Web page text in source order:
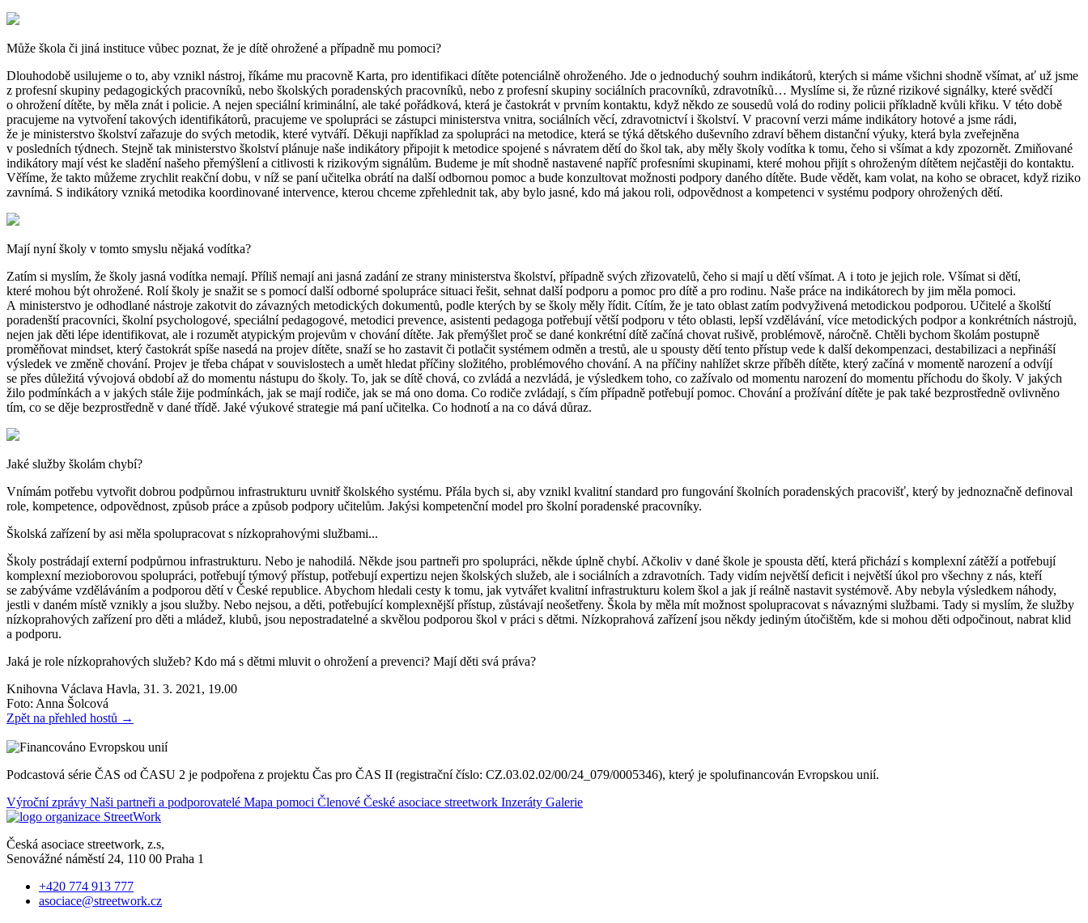
Může škola či jiná instituce vůbec poznat, že je dítě ohrožené a případně mu pomoci?
Dlouhodobě usilujeme o to, aby vznikl nástroj, říkáme mu pracovně Karta, pro identifikaci dítěte potenciálně ohroženého. Jde o jednoduchý souhrn indikátorů, kterých si máme všichni shodně všímat, ať už jsme
z profesní skupiny pedagogických pracovníků, nebo školských poradenských pracovníků, nebo z profesní skupiny sociálních pracovníků, zdravotníků… Myslíme si, že různé rizikové signálky, které svědčí
o ohrožení dítěte, by měla znát i policie. A nejen speciální kriminální, ale také pořádková, která je častokrát v prvním kontaktu, když někdo ze sousedů volá do rodiny policii příkladně kvůli křiku. V této době
pracujeme na vytvoření takových identifikátorů, pracujeme ve spolupráci se zástupci ministerstva vnitra, sociálních věcí, zdravotnictví i školství. V pracovní verzi máme indikátory hotové a jsme rádi,
že je ministerstvo školství zařazuje do svých metodik, které vytváří. Děkuji například za spolupráci na metodice, která se týká dětského duševního zdraví během distanční výuky, která byla zveřejněna
v posledních týdnech. Stejně tak ministerstvo školství plánuje naše indikátory připojit k metodice spojené s návratem dětí do škol tak, aby měly školy vodítka k tomu, čeho si všímat a kdy zpozornět. Zmiňované
indikátory mají vést ke sladění našeho přemýšlení a citlivosti k rizikovým signálům. Budeme je mít shodně nastavené napříč profesními skupinami, které mohou přijít s ohroženým dítětem nejčastěji do kontaktu.
Věříme, že takto můžeme zrychlit reakční dobu, v níž se paní učitelka obrátí na další odbornou pomoc a bude konzultovat možnosti podpory daného dítěte. Bude vědět, kam volat, na koho se obracet, když riziko
zavnímá. S indikátory vzniká metodika koordinované intervence, kterou chceme zpřehlednit tak, aby bylo jasné, kdo má jakou roli, odpovědnost a kompetenci v systému podpory ohrožených dětí.
Mají nyní školy v tomto smyslu nějaká vodítka?
Zatím si myslím, že školy jasná vodítka nemají. Příliš nemají ani jasná zadání ze strany ministerstva školství, případně svých zřizovatelů, čeho si mají u dětí všímat. A i toto je jejich role. Všímat si dětí,
které mohou být ohrožené. Rolí školy je snažit se s pomocí další odborné spolupráce situaci řešit, sehnat další podporu a pomoc pro dítě a pro rodinu. Naše práce na indikátorech by jim měla pomoci.
A ministerstvo je odhodlané nástroje zakotvit do závazných metodických dokumentů, podle kterých by se školy měly řídit. Cítím, že je tato oblast zatím podvyživená metodickou podporou. Učitelé a školští
poradenští pracovníci, školní psychologové, speciální pedagogové, metodici prevence, asistenti pedagoga potřebují větší podporu v této oblasti, lepší vzdělávání, více metodických podpor a konkrétních nástrojů,
nejen jak děti lépe identifikovat, ale i rozumět atypickým projevům v chování dítěte. Jak přemýšlet proč se dané konkrétní dítě začíná chovat rušivě, problémově, náročně. Chtěli bychom školám postupně
proměňovat mindset, který častokrát spíše nasedá na projev dítěte, snaží se ho zastavit či potlačit systémem odměn a trestů, ale u spousty dětí tento přístup vede k další dekompenzaci, destabilizaci a nepřináší
výsledek ve změně chování. Projev je třeba chápat v souvislostech a umět hledat příčiny složitého, problémového chování. A na příčiny nahlížet skrze příběh dítěte, který začíná v momentě narození a odvíjí
se přes důležitá vývojová období až do momentu nástupu do školy. To, jak se dítě chová, co zvládá a nezvládá, je výsledkem toho, co zažívalo od momentu narození do momentu příchodu do školy. V jakých
žilo podmínkách a v jakých stále žije podmínkách, jak se mají rodiče, jak se má ono doma. Co rodiče zvládají, s čím případně potřebují pomoc. Chování a prožívání dítěte je pak také bezprostředně ovlivněno
tím, co se děje bezprostředně v dané třídě. Jaké výukové strategie má paní učitelka. Co hodnotí a na co dává důraz.
Jaké služby školám chybí?
Vnímám potřebu vytvořit dobrou podpůrnou infrastrukturu uvnitř školského systému. Přála bych si, aby vznikl kvalitní standard pro fungování školních poradenských pracovišť, který by jednoznačně definoval
role, kompetence, odpovědnost, způsob práce a způsob podpory učitelům. Jakýsi kompetenční model pro školní poradenské pracovníky.
Školská zařízení by asi měla spolupracovat s nízkoprahovými službami...
Školy postrádají externí podpůrnou infrastrukturu. Nebo je nahodilá. Někde jsou partneři pro spolupráci, někde úplně chybí. Ačkoliv v dané škole je spousta dětí, která přichází s komplexní zátěží a potřebují
komplexní mezioborovou spolupráci, potřebují týmový přístup, potřebují expertizu nejen školských služeb, ale i sociálních a zdravotních. Tady vidím největší deficit i největší úkol pro všechny z nás, kteří
se zabýváme vzděláváním a podporou dětí v České republice. Abychom hledali cesty k tomu, jak vytvářet kvalitní infrastrukturu kolem škol a jak jí reálně nastavit systémově. Aby nebyla výsledkem náhody,
jestli v daném místě vznikly a jsou služby. Nebo nejsou, a děti, potřebující komplexnější přístup, zůstávají neošetřeny. Škola by měla mít možnost spolupracovat s návaznými službami. Tady si myslím, že služby
nízkoprahových zařízení pro děti a mládež, klubů, jsou nepostradatelné a skvělou podporou škol v práci s dětmi. Nízkoprahová zařízení jsou někdy jediným útočištěm, kde si mohou děti odpočinout, nabrat klid
a podporu.
Jaká je role nízkoprahových služeb? Kdo má s dětmi mluvit o ohrožení a prevenci? Mají děti svá práva?
Knihovna Václava Havla, 31. 3. 2021, 19.00
Foto: Anna Šolcová
Zpět na přehled hostů →
Podcastová série ČAS od ČASU 2 je podpořena z projektu Čas pro ČAS II (registrační číslo: CZ.03.02.02/00/24_079/0005346), který je spolufinancován Evropskou unií.
Výroční zprávy Naši partneři a podporovatelé Mapa pomoci Členové České asociace streetwork Inzeráty Galerie
Česká asociace streetwork, z.s,
Senovážné náměstí 24, 110 00 Praha 1
+420 774 913 777
asociace@streetwork.cz